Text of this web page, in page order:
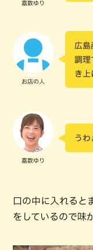
嘉数ゆり
お店の人
広島
調理
き上
嘉数ゆり
うわ
口の中に入れると
をしているので味